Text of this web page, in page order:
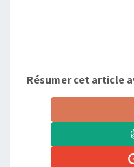
Résumer cet article